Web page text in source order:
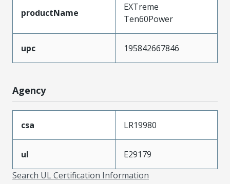
productName
EXTreme
Ten60Power
upc 195842667846
Agency
csa LR19980
ul
E29179
Search UL Certification Information